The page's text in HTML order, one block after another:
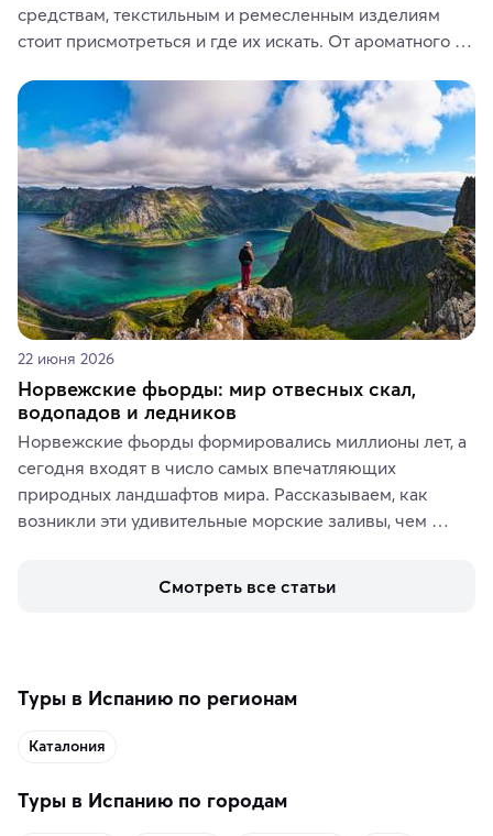
средствам, текстильным и ремесленным изделиям
стоит присмотреться и где их искать. От ароматного
керамики и изделий из кожи на турецких рынках и в
аутентичных лавках — в подарок близким или себе на
память о путешествии.
22 июня 2026
Норвежские фьорды: мир отвесных скал,
водопадов и ледников
Норвежские фьорды формировались миллионы лет, а
сегодня входят в число самых впечатляющих
природных ландшафтов мира. Рассказываем, как
возникли эти удивительные морские заливы, чем
включить в маршрут по Норвегии.
Смотреть все статьи
Туры в Испанию по регионам
Каталония
Туры в Испанию по городам